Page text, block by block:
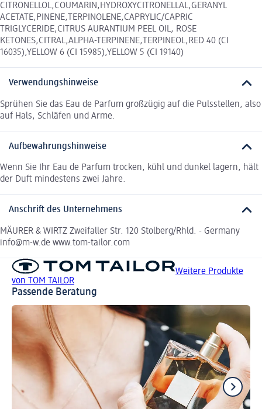
CITRONELLOL,COUMARIN,HYDROXYCITRONELLAL,GERANYL
ACETATE,PINENE,TERPINOLENE,CAPRYLIC/CAPRIC
TRIGLYCERIDE,CITRUS AURANTIUM PEEL OIL, ROSE
KETONES,CITRAL,ALPHA-TERPINENE,TERPINEOL,RED 40 (CI
16035),YELLOW 6 (CI 15985),YELLOW 5 (CI 19140)
Verwendungshinweise
Sprühen Sie das Eau de Parfum großzügig auf die Pulsstellen, also
auf Hals, Schläfen und Arme.
Aufbewahrungshinweise
Wenn Sie Ihr Eau de Parfum trocken, kühl und dunkel lagern, hält
der Duft mindestens zwei Jahre.
Anschrift des Unternehmens
MÄURER & WIRTZ Zweifaller Str. 120 Stolberg/Rhld. - Germany
info@m-w.de www.tom-tailor.com
Weitere Produkte
von TOM TAILOR
Passende Beratung